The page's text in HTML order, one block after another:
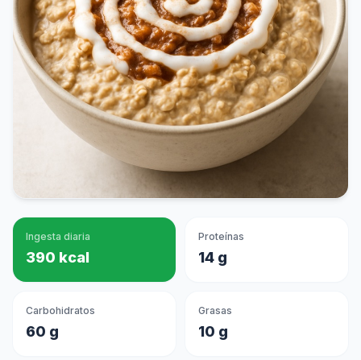
Ingesta diaria
390 kcal
Proteínas
14 g
Carbohidratos
60 g
Grasas
10 g